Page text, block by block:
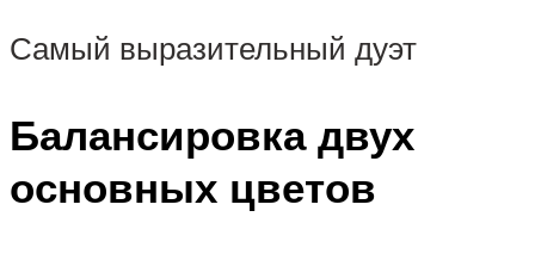
Самый выразительный дуэт
Балансировка двух
основных цветов